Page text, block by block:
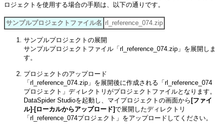
ロジェクトを使用する場合の手順は、以下の通りです。
サンプルプロジェクトファイル名 rl_reference_074.zip
サンプルプロジェクトの展開
サンプルプロジェクトファイル「rl_reference_074.zip」を展開しま
す。
プロジェクトのアップロード
「rl_reference_074.zip」を展開後に作成される「rl_reference_074
プロジェクト」ディレクトリがプロジェクトファイルとなります。
DataSpider Studioを起動し、マイプロジェクトの画面から [ファイ
ル]-[ローカルからアップロード]で展開したディレクトリ
「rl_reference_074プロジェクト」をアップロードしてください。